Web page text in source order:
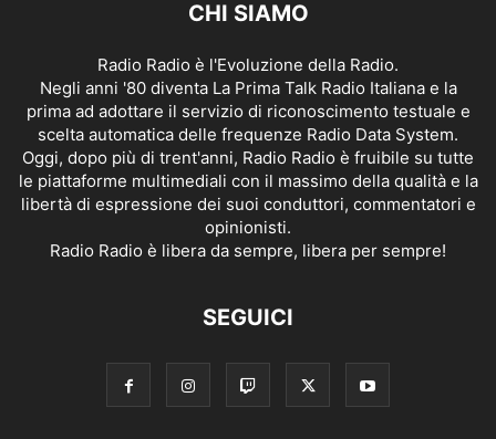
CHI SIAMO
Radio Radio è l'Evoluzione della Radio.
Negli anni '80 diventa La Prima Talk Radio Italiana e la
prima ad adottare il servizio di riconoscimento testuale e
scelta automatica delle frequenze Radio Data System.
Oggi, dopo più di trent'anni, Radio Radio è fruibile su tutte
le piattaforme multimediali con il massimo della qualità e la
libertà di espressione dei suoi conduttori, commentatori e
opinionisti.
Radio Radio è libera da sempre, libera per sempre!
SEGUICI